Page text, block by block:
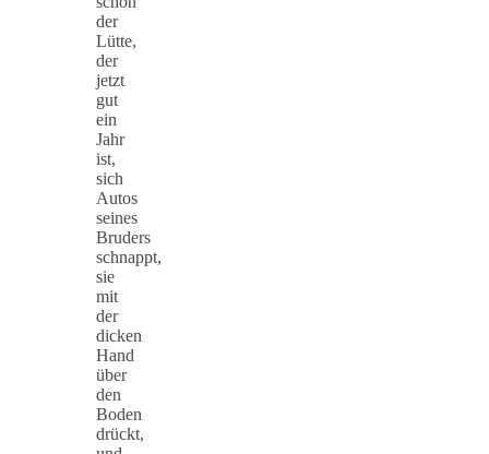
der
Lütte,
der
jetzt
gut
ein
Jahr
ist,
sich
Autos
seines
Bruders
schnappt,
sie
mit
der
dicken
Hand
über
den
Boden
drückt,